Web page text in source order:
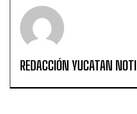
REDACCIÓN YUCATAN